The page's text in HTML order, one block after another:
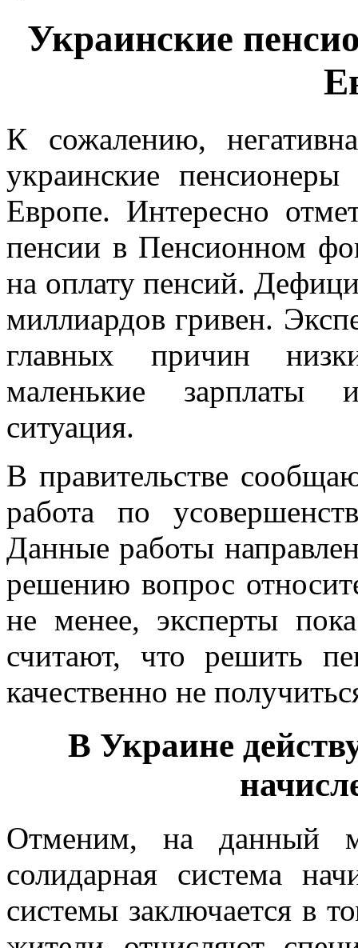
Украинские
К сожалению,
украинские
Европе. Интересно
пенсии в Пенсионном
на оплату пенсий.
миллиардов гривен.
главных причин
маленькие зарплаты
ситуация.
В правительстве
работа по
Данные работы
решению вопрос
не менее, эксперты
считают, что решить
качественно не
В Украине
Отменим, на данный
солидарная система
системы заключается в